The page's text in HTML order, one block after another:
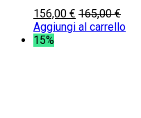
156,00 € 165,00€
Aggiungi al carrello
15%